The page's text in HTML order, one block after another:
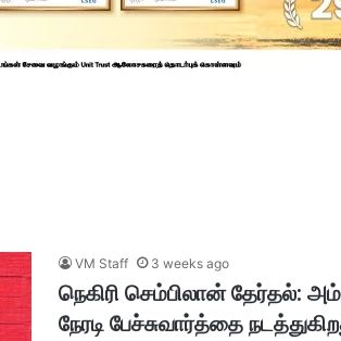
VM Staff 3 weeks ago
நெகிரி செம்பிலான் தேர்தல்:
நேரடி பேச்சுவார்த்தை